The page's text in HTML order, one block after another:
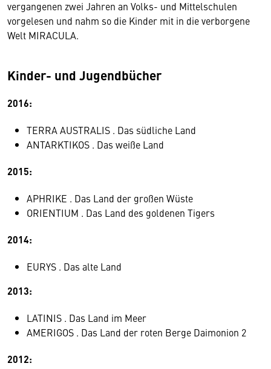
vergangenen zwei Jahren an Volks- und Mittelschulen
vorgelesen und nahm so die Kinder mit in die verborgene
Welt MIRACULA.
Kinder- und Jugendbücher
2016:
TERRA AUSTRALIS . Das südliche Land
ANTARKTIKOS . Das weiße Land
2015:
APHRIKE . Das Land der großen Wüste
ORIENTIUM . Das Land des goldenen Tigers
2014:
EURYS . Das alte Land
2013:
LATINIS . Das Land im Meer
AMERIGOS . Das Land der roten Berge Daimonion 2
2012: